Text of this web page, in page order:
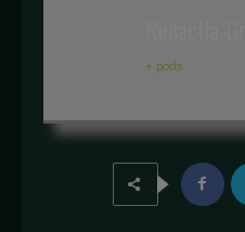
+ posts